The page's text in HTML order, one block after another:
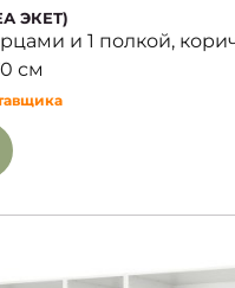
ЭКЕТ)
и 1 полкой,
см